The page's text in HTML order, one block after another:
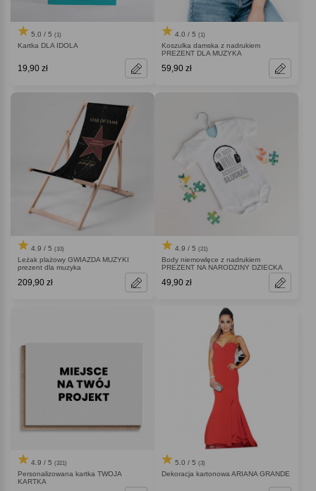
5.0 / 5 (1)
Kartka DLA IDOLA
19,90 zł
4.0 / 5 (1)
Koszulka damska z nadrukiem
PREZENT DLA MUZYKA
59,90 zł
4.9 / 5 (10)
Leżak plażowy GWIAZDA MUZYKI
prezent dla muzyka
209,90 zł
4.9 / 5 (21)
Body niemowlęce z nadrukiem
PREZENT NA NARODZINY DZIECKA
49,90 zł
4.9 / 5 (321)
Personalizowana kartka TWOJA
KARTKA
5.0 / 5 (3)
Dekoracja kartonowa ARIANA GRANDE